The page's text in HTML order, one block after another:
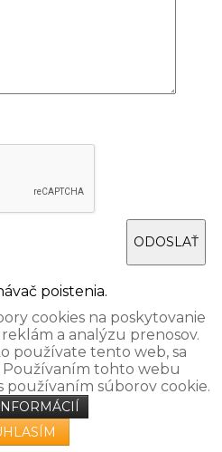
ODOSLAŤ
poistenia.
cookies na poskytovanie
a analýzu prenosov.
používate tento web, sa
Používaním tohto webu
používaním súborov cookie.